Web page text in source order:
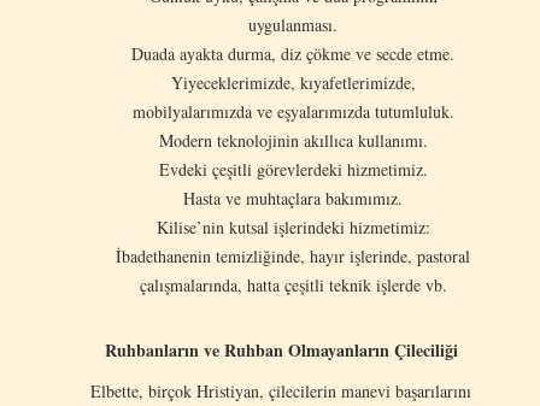
uygulanması.
Duada ayakta durma, diz çökme ve secde etme.
Yiyeceklerimizde, kıyafetlerimizde,
mobilyalarımızda ve eşyalarımızda tutumluluk.
Modern teknolojinin akıllıca kullanımı.
Evdeki çeşitli görevlerdeki hizmetimiz.
Hasta ve muhtaçlara bakımımız.
Kilise’nin kutsal işlerindeki hizmetimiz:
İbadethanenin temizliğinde, hayır işlerinde, pastoral
çalışmalarında, hatta çeşitli teknik işlerde vb.
Ruhbanların ve Ruhban Olmayanların Çileciliği
Elbette, birçok Hristiyan, çilecilerin manevi başarılarını